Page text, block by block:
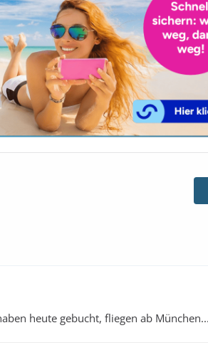
heute gebucht, fliegen ab